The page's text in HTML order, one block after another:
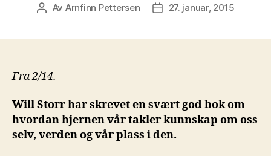
Innleggsforfatter
Av Arnfinn Pettersen Publiseringsdato
27. januar, 2015
Fra 2/14.
Will Storr har skrevet en svært god bok om
hvordan hjernen vår takler kunnskap om oss
selv, verden og vår plass i den.